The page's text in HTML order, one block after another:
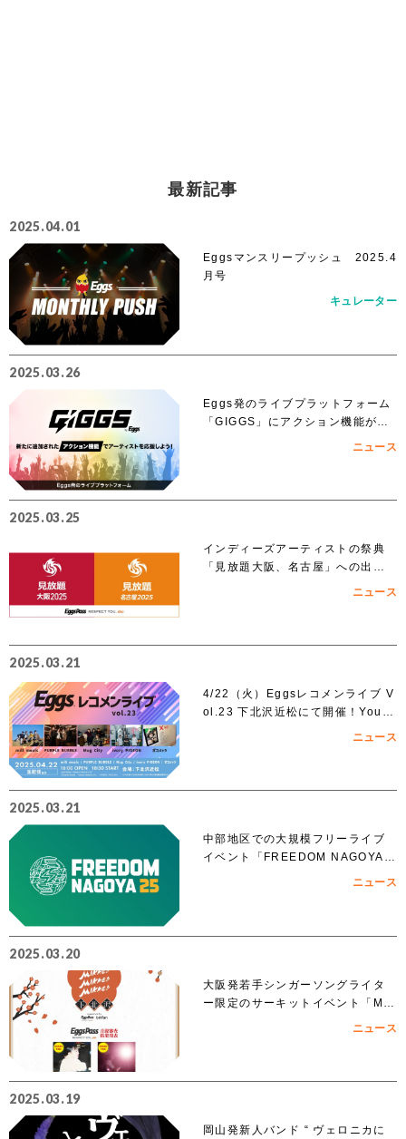
最新記事
2025.04.01
Eggsマンスリープッシュ 2025.4
月号
キュレーター
2025.03.26
Eggs発のライブプラットフォーム
「GIGGS」にアクション機能が追
ニュース
2025.03.25
インディーズアーティストの祭典
「見放題大阪、名古屋」への出演
ニュース
2025.03.21
4/22（火）Eggsレコメンライブ V
ol.23 下北沢近松にて開催！YouT
ニュース
2025.03.21
中部地区での大規模フリーライブ
イベント「FREEDOM NAGOYA 2
ニュース
2025.03.20
大阪発若手シンガーソングライタ
ー限定のサーキットイベント「MIK
ニュース
2025.03.19
岡山発新人バンド “ ヴェロニカに